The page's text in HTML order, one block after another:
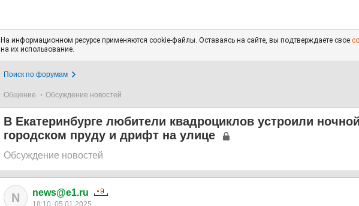
На информационном ресурсе применяются cookie-файлы. Оставаясь на сайте, вы подтверждаете свое
на их использование.
Поиск по форумам
Общение Обсуждение новостей
В Екатеринбурге любители квадроциклов устроили
городском пруду и дрифт на улице
Обсуждение новостей
N news@e1.ru
18:10, 05.01.2025